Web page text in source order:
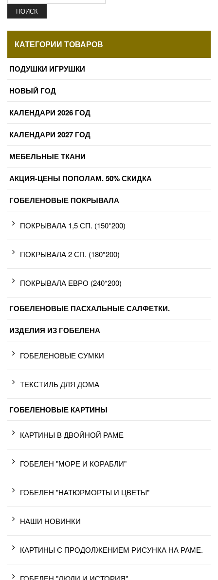
ПОИСК
КАТЕГОРИИ ТОВАРОВ
ПОДУШКИ ИГРУШКИ
НОВЫЙ ГОД
КАЛЕНДАРИ 2026 ГОД
КАЛЕНДАРИ 2027 ГОД
МЕБЕЛЬНЫЕ ТКАНИ
АКЦИЯ-ЦЕНЫ ПОПОЛАМ. 50% СКИДКА
ГОБЕЛЕНОВЫЕ ПОКРЫВАЛА
ПОКРЫВАЛА 1,5 СП. (150*200)
ПОКРЫВАЛА 2 СП. (180*200)
ПОКРЫВАЛА ЕВРО (240*200)
ГОБЕЛЕНОВЫЕ ПАСХАЛЬНЫЕ САЛФЕТКИ.
ИЗДЕЛИЯ ИЗ ГОБЕЛЕНА
ГОБЕЛЕНОВЫЕ СУМКИ
ТЕКСТИЛЬ ДЛЯ ДОМА
ГОБЕЛЕНОВЫЕ КАРТИНЫ
КАРТИНЫ В ДВОЙНОЙ РАМЕ
ГОБЕЛЕН "МОРЕ И КОРАБЛИ"
ГОБЕЛЕН "НАТЮРМОРТЫ И ЦВЕТЫ"
НАШИ НОВИНКИ
КАРТИНЫ С ПРОДОЛЖЕНИЕМ РИСУНКА НА РАМЕ.